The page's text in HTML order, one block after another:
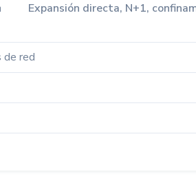
Expansión directa, N+1,
de red